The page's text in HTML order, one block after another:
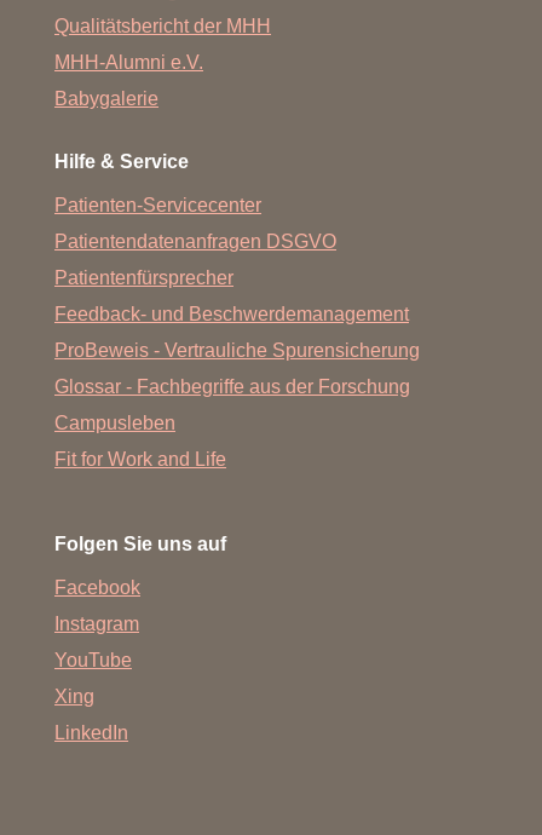
Qualitätsbericht der MHH
MHH-Alumni e.V.
Babygalerie
Hilfe & Service
Patienten-Servicecenter
Patientendatenanfragen DSGVO
Patientenfürsprecher
Feedback- und Beschwerdemanagement
ProBeweis - Vertrauliche Spurensicherung
Glossar - Fachbegriffe aus der Forschung
Campusleben
Fit for Work and Life
Folgen Sie uns auf
Facebook
Instagram
YouTube
Xing
LinkedIn